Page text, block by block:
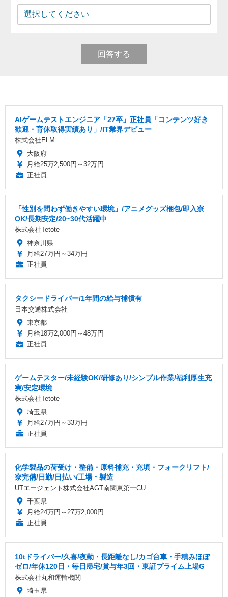
回答する
AIゲームテストエンジニア「27卒」正社員「コンテンツ好き
歓迎・育休取得実績あり」/IT業界デビュー
株式会社ELM
大阪府
月給25万2,500円～32万円
正社員
「性別を問わず働きやすい環境」/アニメグッズ梱包/即入寮
OK/長期安定/20~30代活躍中
株式会社Tetote
神奈川県
月給27万円～34万円
正社員
タクシードライバー/1年間の給与補償有
日本交通株式会社
東京都
月給18万2,000円～48万円
正社員
ゲームテスター/未経験OK/研修あり/シンプル作業/福利厚生充
実/安定環境
株式会社Tetote
埼玉県
月給27万円～33万円
正社員
化学製品の荷受け・整備・原料補充・充填・フォークリフト/
寮完備/日勤/日払い/工場・製造
UTエージェント株式会社AGT南関東第一CU
千葉県
月給24万円～27万2,000円
正社員
10tドライバー/久喜/夜勤・長距離なし/カゴ台車・手積みほぼ
ゼロ/年休120日・毎日帰宅/賞与年3回・東証プライム上場G
株式会社丸和運輸機関
埼玉県